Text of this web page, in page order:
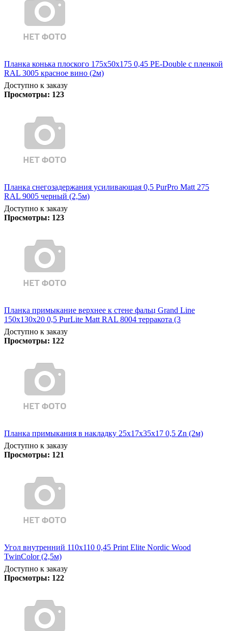
Планка конька плоского 175х50х175 0,45 PE-Double с пленкой
RAL 3005 красное вино (2м)
Доступно к заказу
Просмотры: 123
Планка снегозадержания усиливающая 0,5 PurPro Matt 275
RAL 9005 черный (2,5м)
Доступно к заказу
Просмотры: 123
Планка примыкание верхнее к стене фальц Grand Line
150х130х20 0,5 PurLite Matt RAL 8004 терракота (3
Доступно к заказу
Просмотры: 122
Планка примыкания в накладку 25х17х35х17 0,5 Zn (2м)
Доступно к заказу
Просмотры: 121
Угол внутренний 110х110 0,45 Print Elite Nordic Wood
TwinColor (2,5м)
Доступно к заказу
Просмотры: 122